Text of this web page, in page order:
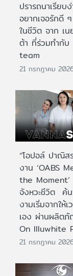
ปรารถนาเรียบ
อยากเจอรักดี
ในชีวิต จาก เ
ต้า ที่ร่วมทำกั
team
21 กรกฎาคม
“โอปอล์ ปาณิส
งาน ‘OABS
the Moment’
จังหวะชีวิต ค้
งามเริ่มจากให้
เอง ผ่านผลิต
On Illuwhite
21 กรกฎาคม